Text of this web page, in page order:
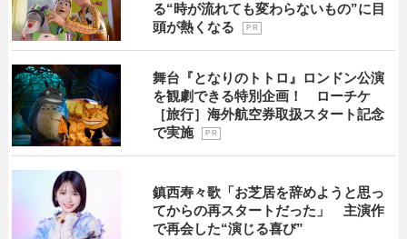
る“時が流れても変わらないもの”に目
頭が熱くなる
P R
舞台『となりのトトロ』ロンドン公演
を観劇できる特別企画！ ローチケ
［旅行］海外航空券取扱スタート記念
で実施
P R
鎮西寿々歌「お芝居を辞めようと思っ
てからの再スタートだった」 主演作
で再会した“演じる喜び”